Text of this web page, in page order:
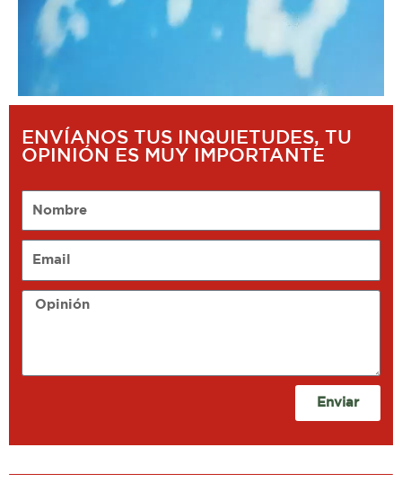
ENVÍANOS TUS INQUIETUDES, TU
OPINIÓN ES MUY IMPORTANTE
Opinión
Enviar